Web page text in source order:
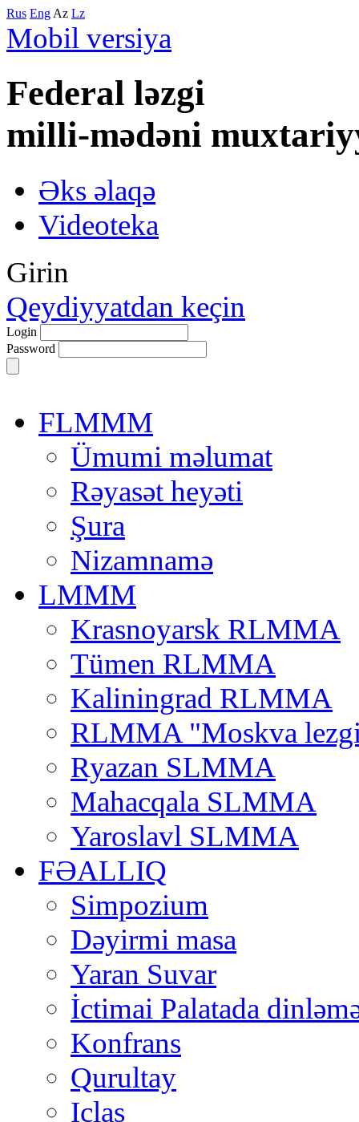
Rus Eng Az Lz
Mobil versiya
Federal lәzgi
milli-mәdәni
Əks əlaqə
Videoteka
Girin
Qeydiyyatdan keçin
Login
Password
FLMMM
Ümumi məlumat
Rəyasət heyəti
Şura
Nizamnamə
LMMM
Krasnoyarsk RLMMA
Tümen RLMMA
Kaliningrad RLMMA
RLMMA "Moskva
Ryazan SLMMA
Mahacqala SLMMA
Yaroslavl SLMMA
FƏALLIQ
Simpozium
Dəyirmi masa
Yaran Suvar
İctimai Palatada
Konfrans
Qurultay
Iclas